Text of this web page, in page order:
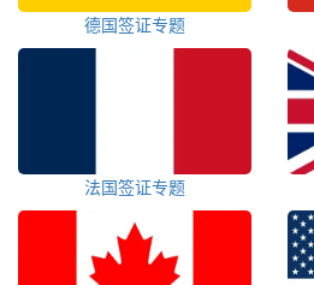
德国签证专题
法国签证专题